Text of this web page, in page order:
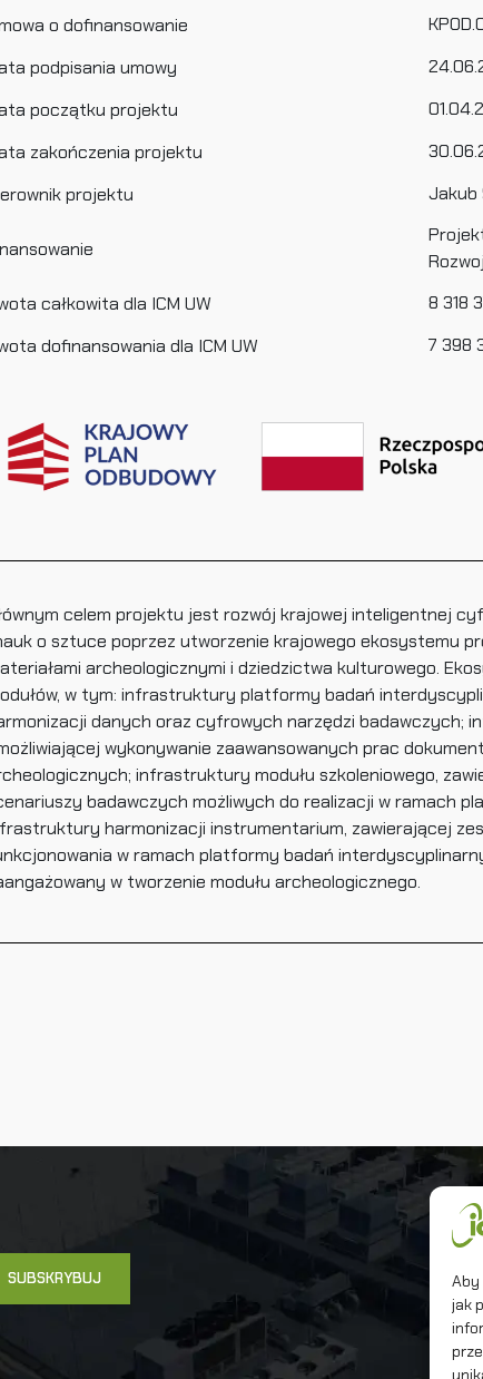
Aby
jak
o dofinansowanie
podpisania umowy
początku projektu
zakończenia projektu
projektu
Jakub
całkowita dla ICM UW
8 318
dofinansowania dla ICM UW
7 398
celem projektu jest rozwój krajowej inteligentnej
o sztuce poprzez utworzenie krajowego ekosystemu
archeologicznymi i dziedzictwa kulturowego.
w tym: infrastruktury platformy badań
danych oraz cyfrowych narzędzi badawczych;
wykonywanie zaawansowanych prac
infrastruktury modułu szkoleniowego,
badawczych możliwych do realizacji w ramach
harmonizacji instrumentarium, zawierającej
w ramach platformy badań
w tworzenie modułu archeologicznego.